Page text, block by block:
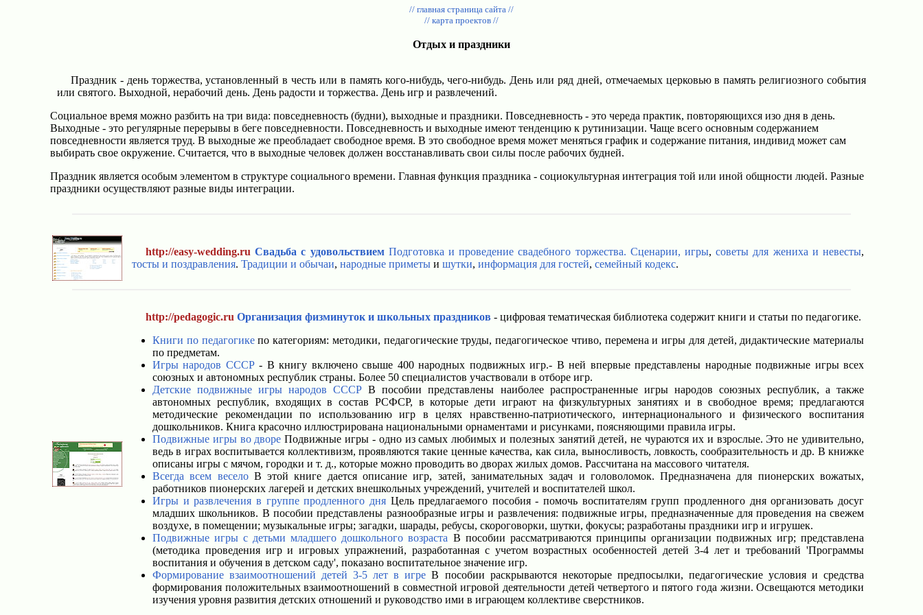
// главная страница сайта //
// карта проектов //
Отдых и праздники
Праздник - день торжества, установленный в честь или в память кого-нибудь, чего-нибудь. День или ряд дней, отмечаемых церковью в память религиозного события
или святого. Выходной, нерабочий день. День радости и торжества. День игр и развлечений.
Социальное время можно разбить на три вида: повседневность (будни), выходные и праздники. Повседневность - это череда практик, повторяющихся изо дня в день.
Выходные - это регулярные перерывы в беге повседневности. Повседневность и выходные имеют тенденцию к рутинизации. Чаще всего основным содержанием
повседневности является труд. В выходные же преобладает свободное время. В это свободное время может меняться график и содержание питания, индивид может сам
выбирать свое окружение. Считается, что в выходные человек должен восстанавливать свои силы после рабочих будней.
Праздник является особым элементом в структуре социального времени. Главная функция праздника - социокультурная интеграция той или иной общности людей. Разные
праздники осуществляют разные виды интеграции.
http://easy-wedding.ru Свадьба с удовольствием Подготовка и проведение свадебного торжества. Сценарии, игры,советы для жениха и невесты,
тосты и поздравления. Традиции и обычаи, народные приметы и шутки, информация для гостей, семейный кодекс.
http://pedagogic.ru Организация физминуток и школьных праздников - цифровая тематическая библиотека содержит книги и статьи по педагогике.
Книги по педагогикепо категориям: методики, педагогические труды, педагогическое чтиво, перемена и игры для детей, дидактические материалы
по предметам.
Игры народов СССР- В книгу включено свыше 400 народных подвижных игр.- В ней впервые представлены народные подвижные игры всех
союзных и автономных республик страны. Более 50 специалистов участвовали в отборе игр.
Детские подвижные игры народов СССР В пособии представлены наиболее распространенные игры народов союзных республик, а также
автономных республик, входящих в состав РСФСР, в которые дети играют на физкультурных занятиях и в свободное время; предлагаются
методические рекомендации по использованию игр в целях нравственно-патриотического, интернационального и физического воспитания
дошкольников. Книга красочно иллюстрирована национальными орнаментами и рисунками, поясняющими правила игры.
Подвижные игры во дворе Подвижные игры - одно из самых любимых и полезных занятий детей, не чураются их и взрослые. Это не удивительно,
ведь в играх воспитывается коллективизм, проявляются такие ценные качества, как сила, выносливость, ловкость, сообразительность и др. В книжке
описаны игры с мячом, городки и т. д., которые можно проводить во дворах жилых домов. Рассчитана на массового читателя.
Всегда всем веселоВ этой книге дается описание игр, затей, занимательных задач и головоломок. Предназначена для пионерских вожатых,
работников пионерских лагерей и детских внешкольных учреждений, учителей и воспитателей школ.
Игры и развлечения в группе продленного дняЦель предлагаемого пособия - помочь воспитателям групп продленного дня организовать досуг
младших школьников. В пособии представлены разнооб­разные игры и развлечения: подвижные игры, предназначенные для проведения на свежем
воздухе, в помещении; музыкальные игры; загадки, шарады, ребусы, скороговорки, шутки, фокусы; разработаны праздники игр и игрушек.
Подвижные игры с детьми младшего дошкольного возраста В пособии рассматриваются принципы организации подвижных игр; представлена
(методика проведения игр и игровых упражнений, разработанная с учетом возрастных особенностей детей 3-4 лет и требований 'Программы
воспитания и обучения в детском саду', показано воспитательное значение игр.
Формирование взаимоотношений детей 3-5 лет в игре В пособии раскрываются некоторые предпосылки, педагогические условия и средства
формирования положительных взаимоотношений в совместной игровой деятельности детей четвертого и пятого года жизни. Освещаются методики
изучения уровня развития детских отношений и руководство ими в играющем коллективе сверстников.